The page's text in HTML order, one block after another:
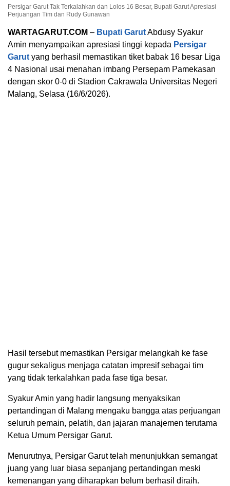
Persigar Garut Tak Terkalahkan dan Lolos 16 Besar, Bupati Garut Apresiasi
Perjuangan Tim dan Rudy Gunawan
WARTAGARUT.COM – Bupati GarutAbdusy Syakur
Amin menyampaikan apresiasi tinggi kepada Persigar
Garut yang berhasil memastikan tiket babak 16 besar Liga
4 Nasional usai menahan imbang Persepam Pamekasan
dengan skor 0-0 di Stadion Cakrawala Universitas Negeri
Malang, Selasa (16/6/2026).
Hasil tersebut memastikan Persigar melangkah ke fase
gugur sekaligus menjaga catatan impresif sebagai tim
yang tidak terkalahkan pada fase tiga besar.
Syakur Amin yang hadir langsung menyaksikan
pertandingan di Malang mengaku bangga atas perjuangan
seluruh pemain, pelatih, dan jajaran manajemen terutama
Ketua Umum Persigar Garut.
Menurutnya, Persigar Garut telah menunjukkan semangat
juang yang luar biasa sepanjang pertandingan meski
kemenangan yang diharapkan belum berhasil diraih.